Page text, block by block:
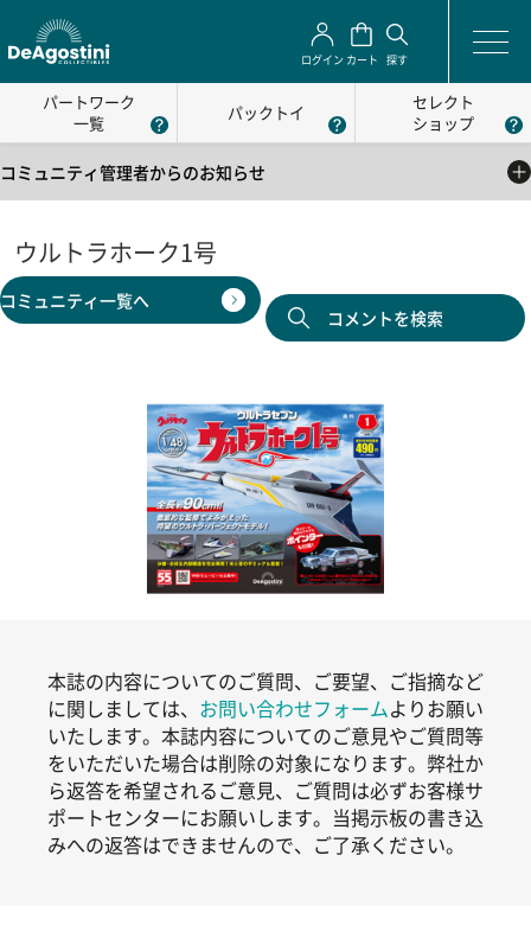
ログイン カート 探す
パートワーク
一覧
パックトイ
セレクト
ショップ
コミュニティ管理者からのお知らせ
公式コミュニティの利用方法について
2025/05/01
公式コミュニティの利用規約
ウルトラホーク1号
コミュニティ一覧へ
コメントを検索
本誌の内容についてのご質問、ご要望、ご指摘など
に関しましては、 お問い合わせフォームよりお願い
いたします。本誌内容についてのご意見やご質問等
をいただいた場合は削除の対象になります。弊社か
ら返答を希望されるご意見、ご質問は必ずお客様サ
ポートセンターにお願いします。当掲示板の書き込
みへの返答はできませんので、ご了承ください。